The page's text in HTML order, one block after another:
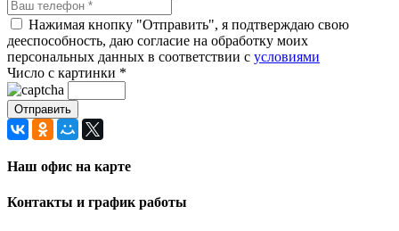
Нажимая кнопку "Отправить", я подтверждаю свою
дееспособность, даю согласие на обработку моих
персональных данных в соответствии с условиями
Число с картинки *
Наш офис на карте
Контакты и график работы